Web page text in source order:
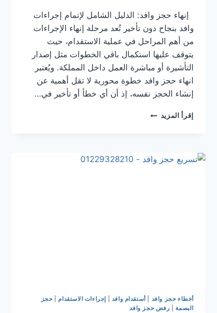
إنهاء حجز وافد: الدليل الشامل لإتمام إجراءات
وافد بنجاح دون تأخير تُعد مرحلة إنهاء الإجراءات
من أهم المراحل في عملية الاستقدام، حيث
يتوقف عليها استكمال باقي الخطوات مثل إصدار
التأشيرة أو مباشرة العمل داخل المملكة. ويُعتبر
انهاء حجز وافد خطوة محورية لا تقل أهمية عن
إنشاء الحجز نفسه، إذ أن أي خطأ أو تأخير في…
إقرأ المزيد
أخطاء حجز وافد أستقدام وافد إجراءات الاستقدام
حجز
البصمة
رفض حجز وافد